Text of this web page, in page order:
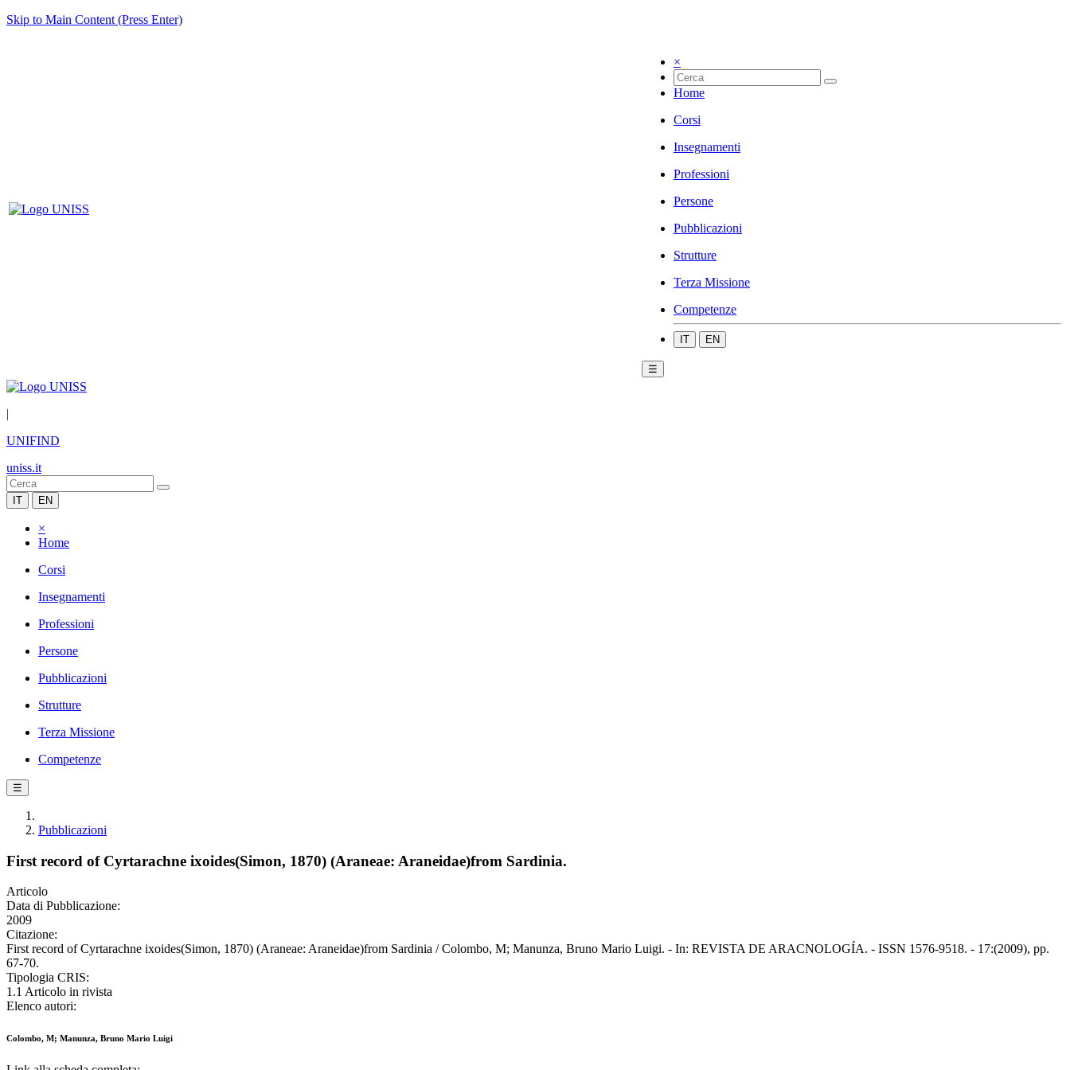
Skip to Main Content (Press Enter)
×
Home
Corsi
Insegnamenti
Professioni
Persone
Pubblicazioni
Strutture
Terza Missione
Competenze
IT EN
☰
|
UNIFIND
uniss.it
IT EN
×
Home
Corsi
Insegnamenti
Professioni
Persone
Pubblicazioni
Strutture
Terza Missione
Competenze
☰
Pubblicazioni
First record of Cyrtarachne ixoides(Simon, 1870) (Araneae: Araneidae)from Sardinia.
Articolo
Data di Pubblicazione:
2009
Citazione:
First record of Cyrtarachne ixoides(Simon, 1870) (Araneae: Araneidae)from Sardinia / Colombo, M; Manunza, Bruno Mario Luigi. - In: REVISTA DE ARACNOLOGÍA. - ISSN 1576-9518. - 17:(2009), pp.
67-70.
Tipologia CRIS:
1.1 Articolo in rivista
Elenco autori:
Colombo, M; Manunza, Bruno Mario Luigi